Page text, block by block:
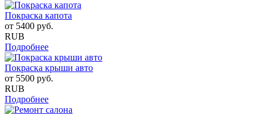
Покраска капота
от 5400 руб.
RUB
Подробнее
Покраска крыши авто
от 5500 руб.
RUB
Подробнее